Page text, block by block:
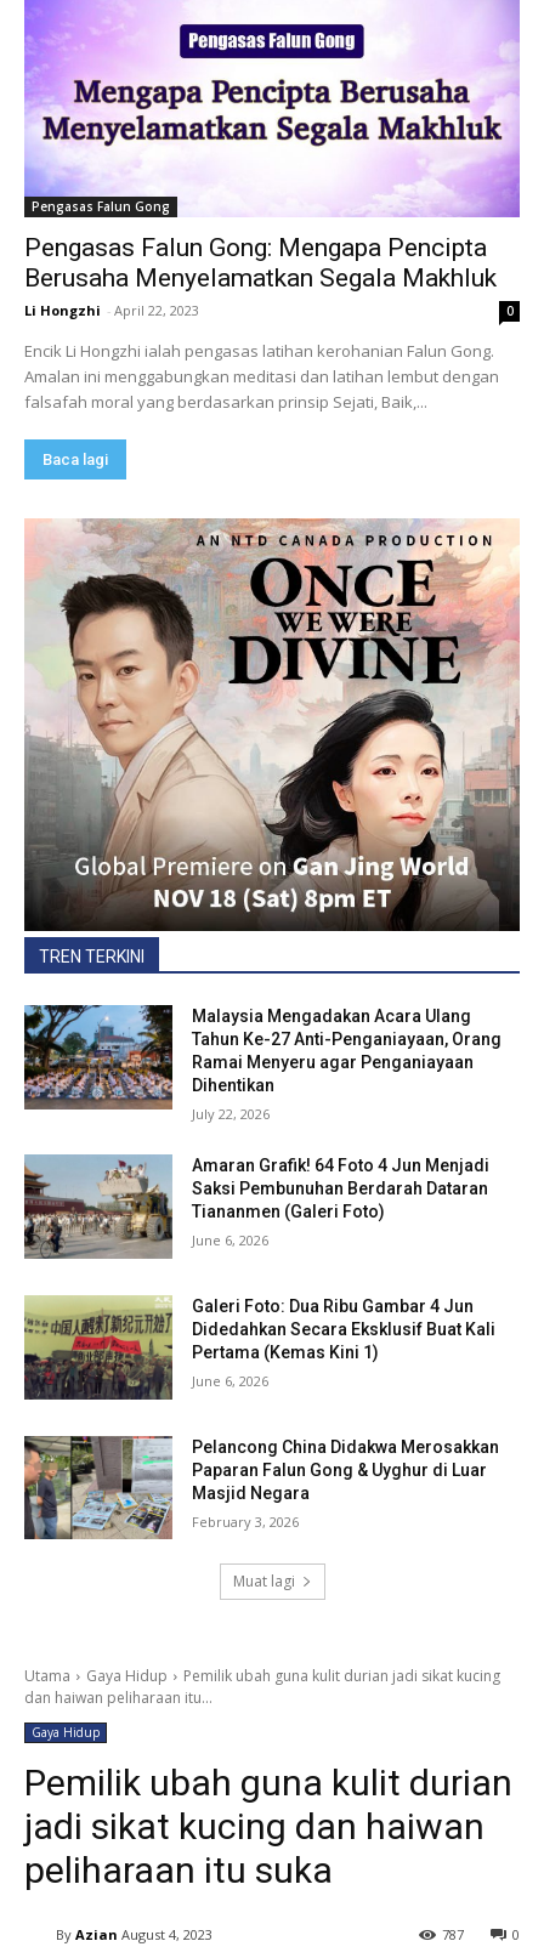
Pengasas Falun Gong
Pengasas Falun Gong: Mengapa Pencipta
Berusaha Menyelamatkan Segala Makhluk
Li Hongzhi - April 22, 2023 0
Encik Li Hongzhi ialah pengasas latihan kerohanian Falun Gong.
Amalan ini menggabungkan meditasi dan latihan lembut dengan
falsafah moral yang berdasarkan prinsip Sejati, Baik,...
Baca lagi
TREN TERKINI
Malaysia Mengadakan Acara Ulang
Tahun Ke-27 Anti-Penganiayaan, Orang
Ramai Menyeru agar Penganiayaan
Dihentikan
July 22, 2026
Amaran Grafik! 64 Foto 4 Jun Menjadi
Saksi Pembunuhan Berdarah Dataran
Tiananmen (Galeri Foto)
June 6, 2026
Galeri Foto: Dua Ribu Gambar 4 Jun
Didedahkan Secara Eksklusif Buat Kali
Pertama (Kemas Kini 1)
June 6, 2026
Pelancong China Didakwa Merosakkan
Paparan Falun Gong & Uyghur di Luar
Masjid Negara
February 3, 2026
Muat lagi